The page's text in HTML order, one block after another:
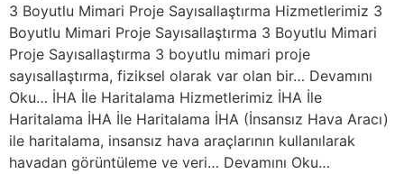
3 Boyutlu Mimari Proje Sayısallaştırma Hizmetlerimiz 3
Boyutlu Mimari Proje Sayısallaştırma 3 Boyutlu Mimari
Proje Sayısallaştırma 3 boyutlu mimari proje
sayısallaştırma, fiziksel olarak var olan bir… Devamını
Oku… İHA İle Haritalama Hizmetlerimiz İHA İle
Haritalama İHA İle Haritalama İHA (İnsansız Hava Aracı)
ile haritalama, insansız hava araçlarının kullanılarak
havadan görüntüleme ve veri… Devamını Oku…